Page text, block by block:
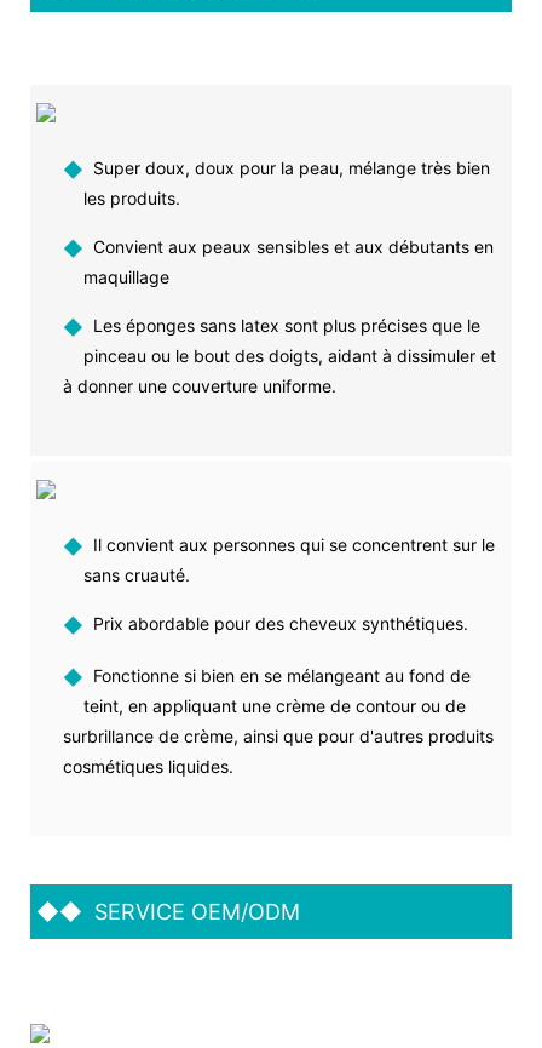
◆ Super doux, doux pour la peau, mélange très bien
les produits.
◆ Convient aux peaux sensibles et aux débutants en
maquillage
◆ Les éponges sans latex sont plus précises que le
pinceau ou le bout des doigts, aidant à dissimuler et
à donner une couverture uniforme.
◆ Il convient aux personnes qui se concentrent sur le
sans cruauté.
◆ Prix ​​abordable pour des cheveux synthétiques.
◆ Fonctionne si bien en se mélangeant au fond de
teint, en appliquant une crème de contour ou de
surbrillance de crème, ainsi que pour d'autres produits
cosmétiques liquides.
◆◆ SERVICE OEM/ODM